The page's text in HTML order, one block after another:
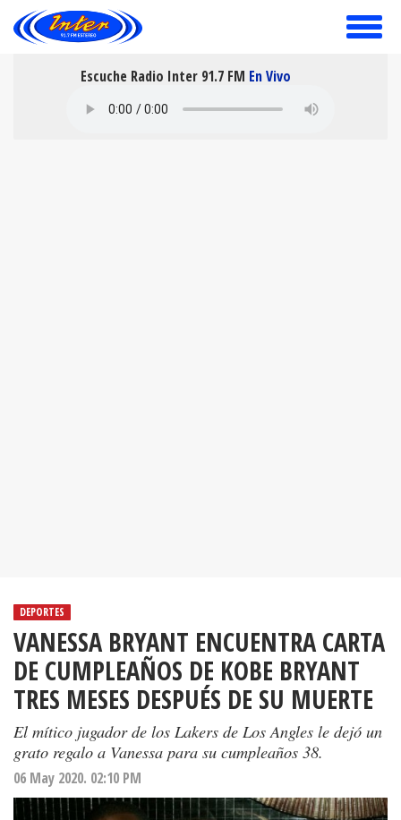
toggle
Escuche Radio Inter 91.7 FM En Vivo
DEPORTES
VANESSA BRYANT ENCUENTRA CARTA
DE CUMPLEAÑOS DE KOBE BRYANT
TRES MESES DESPUÉS DE SU MUERTE
El mítico jugador de los Lakers de Los Angles le dejó un
grato regalo a Vanessa para su cumpleaños 38.
06 May 2020. 02:10 PM